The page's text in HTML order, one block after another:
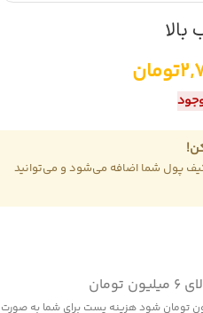
تومان
پول شما اضافه می‌شود و می‌توانید
صورت حساب شما بالای 6 میلیون تومان شود هزینه پست برای شما به صورت